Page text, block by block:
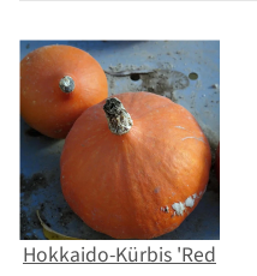
Hokkaido-Kürbis 'Red